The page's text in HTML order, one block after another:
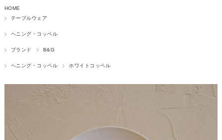
HOME
テーブルウェア
ヘニング・コッペル
ブランド B&G
ヘニング・コッペル ホワイトコッペル